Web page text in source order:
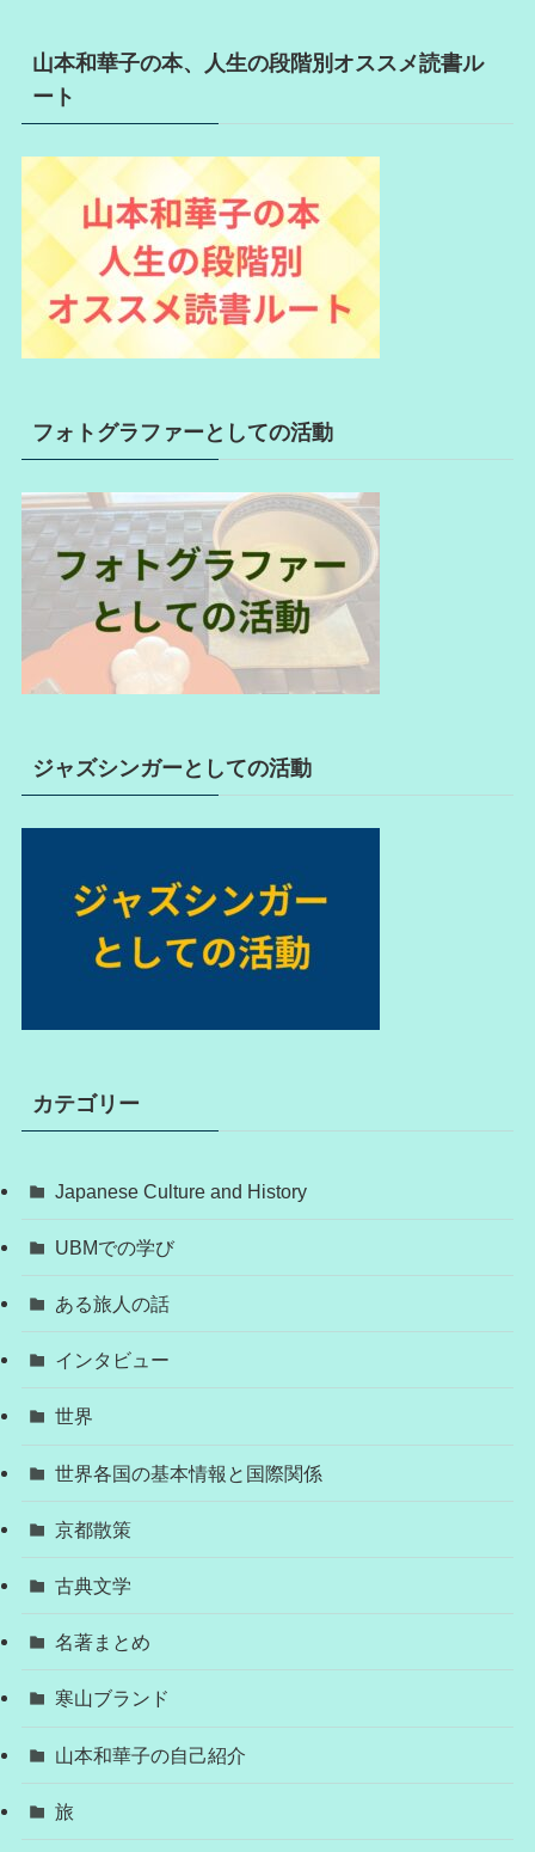
山本和華子の本、人生の段階別オススメ読書ル
ート
フォトグラファーとしての活動
ジャズシンガーとしての活動
カテゴリー
Japanese Culture and History
UBMでの学び
ある旅人の話
インタビュー
世界
世界各国の基本情報と国際関係
京都散策
古典文学
名著まとめ
寒山ブランド
山本和華子の自己紹介
旅